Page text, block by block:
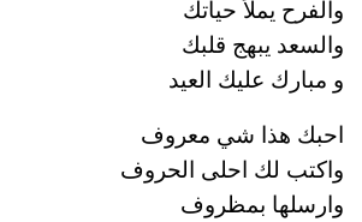
والفرح يملأ حياتك
والسعد يبهج قلبك
و مبارك عليك العيد
احبك هذا شي معروف
واكتب لك احلى الحروف
وارسلها بمظروف